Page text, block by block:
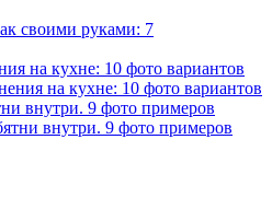
на кухне: 10 фото вариантов
внутри. 9 фото примеров